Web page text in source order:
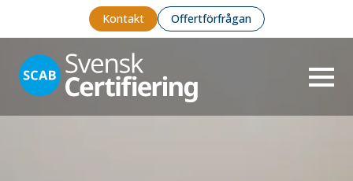
Kontakt Offertförfrågan